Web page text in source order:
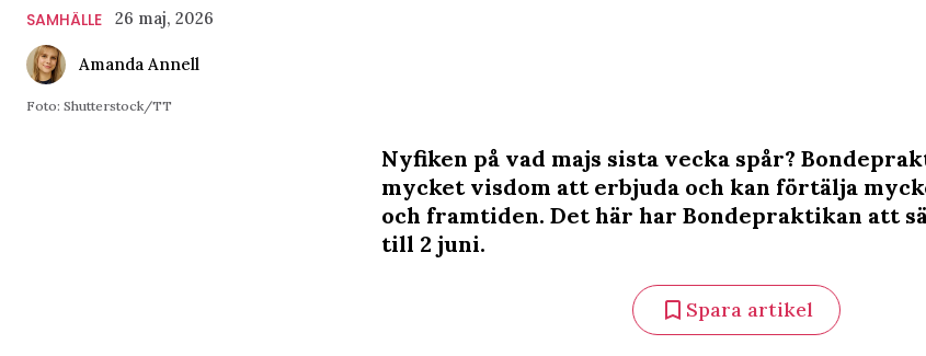
SAMHÄLLE 26 maj, 2026
Amanda Annell
Foto: Shutterstock/TT
Nyfiken på vad majs sista vecka spår?
mycket visdom att erbjuda och kan förtälja
och framtiden. Det här har Bondepraktikan att
till 2 juni.
Spara artikel